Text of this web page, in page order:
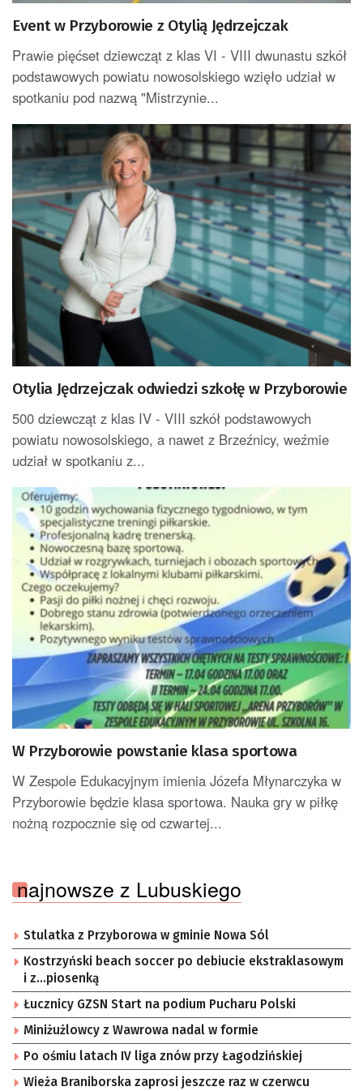
Event w Przyborowie z Otylią Jędrzejczak
Prawie pięćset dziewcząt z klas VI - VIII dwunastu szkół
podstawowych powiatu nowosolskiego wzięło udział w
spotkaniu pod nazwą "Mistrzynie...
Otylia Jędrzejczak odwiedzi szkołę w Przyborowie
500 dziewcząt z klas IV - VIII szkół podstawowych
powiatu nowosolskiego, a nawet z Brzeźnicy, weźmie
udział w spotkaniu z...
W Przyborowie powstanie klasa sportowa
W Zespole Edukacyjnym imienia Józefa Młynarczyka w
Przyborowie będzie klasa sportowa. Nauka gry w piłkę
nożną rozpocznie się od czwartej...
najnowsze z Lubuskiego
Stulatka z Przyborowa w gminie Nowa Sól
Kostrzyński beach soccer po debiucie ekstraklasowym
i z…piosenką
Łucznicy GZSN Start na podium Pucharu Polski
Miniżużlowcy z Wawrowa nadal w formie
Po ośmiu latach IV liga znów przy Łagodzińskiej
Wieża Braniborska zaprosi jeszcze raz w czerwcu